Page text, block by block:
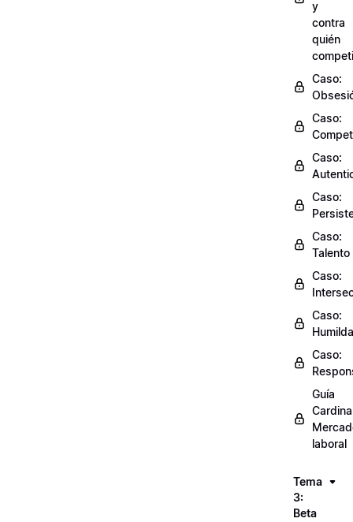
y
contra
quién
Caso:
Caso:
Caso:
Caso:
Caso:
Talento
Caso:
Caso:
Caso:
Guía
laboral
Tema
3:
Beta